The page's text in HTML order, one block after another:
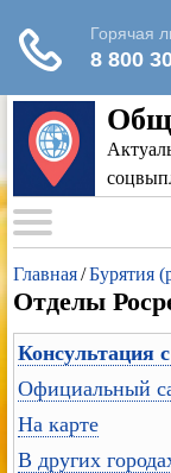
Главная/Бурятия
Отделы
Консультация
Официальный
На карте
В других